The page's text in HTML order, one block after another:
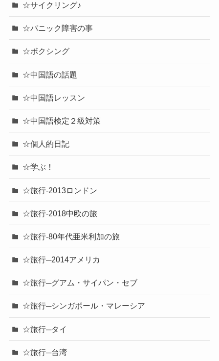
☆サイクリング♪
☆パニック障害の事
☆ボクシング
☆中国語の話題
☆中国語レッスン
☆中国語検定２級対策
☆個人的日記
☆学ぶ！
☆旅行-2013ロンドン
☆旅行-2018中欧の旅
☆旅行-80年代亜米利加の旅
☆旅行─2014アメリカ
☆旅行─グアム・サイパン・セブ
☆旅行─シンガポール・マレーシア
☆旅行─タイ
☆旅行─台湾